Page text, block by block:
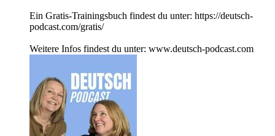
Ein Gratis-Trainingsbuch findest du unter: https://deutsch-
podcast.com/gratis/
Weitere Infos findest du unter: www.deutsch-podcast.com